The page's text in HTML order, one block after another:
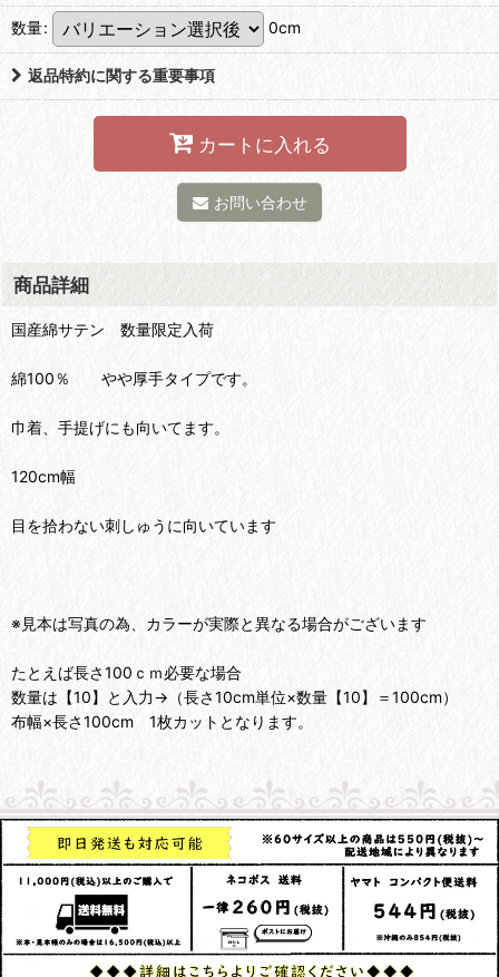
数量: 0cm
返品特約に関する重要事項
カートに入れる
お問い合わせ
商品詳細
国産綿サテン 数量限定入荷
綿100％ やや厚手タイプです。
巾着、手提げにも向いてます。
120cm幅
目を拾わない刺しゅうに向いています
※見本は写真の為、カラーが実際と異なる場合がございます
たとえば長さ100ｃｍ必要な場合
数量は【10】と入力→（長さ10cm単位×数量【10】＝100cm）
布幅×長さ100cm 1枚カットとなります。